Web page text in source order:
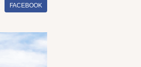
FACEBOOK